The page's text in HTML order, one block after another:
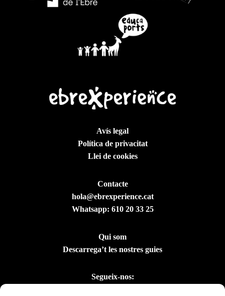
de 16.30 h a 19.00 h.) Es poden consultar les bases de
www.elperello.cat
Avís legal
Política de privacitat
Llei de cookies
Contacte
hola@ebrexperience.cat
Whatsapp: 610 20 33 25
Qui som
Descarrega’t les nostres guies
Segueix-nos: